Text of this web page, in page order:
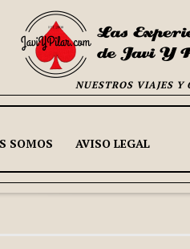
NUESTROS VIAJES Y
SOMOS AVISO LEGAL